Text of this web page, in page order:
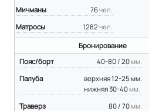
76чел.
Мичманы
1282 чел.
Матросы
Бронирование
40-80 / 20 мм.
Пояс/борт
верхняя 12-25 мм.
нижняя 30-40 мм.
Палуба
80 / 70 мм.
Траверз